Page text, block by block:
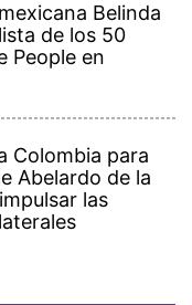
Belinda
de los 50
People en
Colombia para
Abelardo de la
las